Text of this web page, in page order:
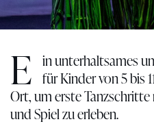
E in unterhaltsames
für Kinder von 5 bis
Ort, um erste
und Spiel zu erleben.